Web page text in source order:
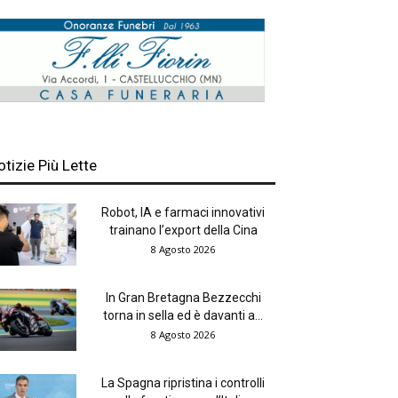
Più Lette
Robot, IA e farmaci innovativi
trainano l’export della Cina
8 Agosto 2026
In Gran Bretagna Bezzecchi
torna in sella ed è davanti a...
8 Agosto 2026
La Spagna ripristina i controlli